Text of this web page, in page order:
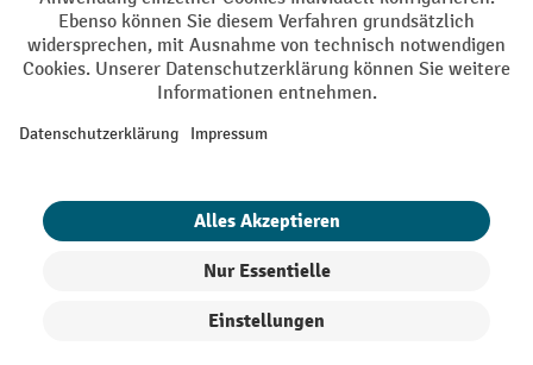
Barrierefreiheit Privacy Settings
Alle Preise exkl. gesetzl. Mehrwertsteuer zzgl.Versandkosten und ggf.
Nachnahmegebühren, wenn nicht anders angegeben.
¹ Der Rabatt gilt so lange der Vorrat reicht. Der Rabatt gilt nicht auf
Erstregistrierung für den Newsletter gewährt. Der Gutschein ist 10
Tage gültig und kann ab einem Netto-Bestellwert von 250,- € online
eingelöst werden. Die Höhe des Rabatts variiert je nach
Arbeitsschutz | 5% auf Werkstatt, Betrieb, Transport, Stapeln und